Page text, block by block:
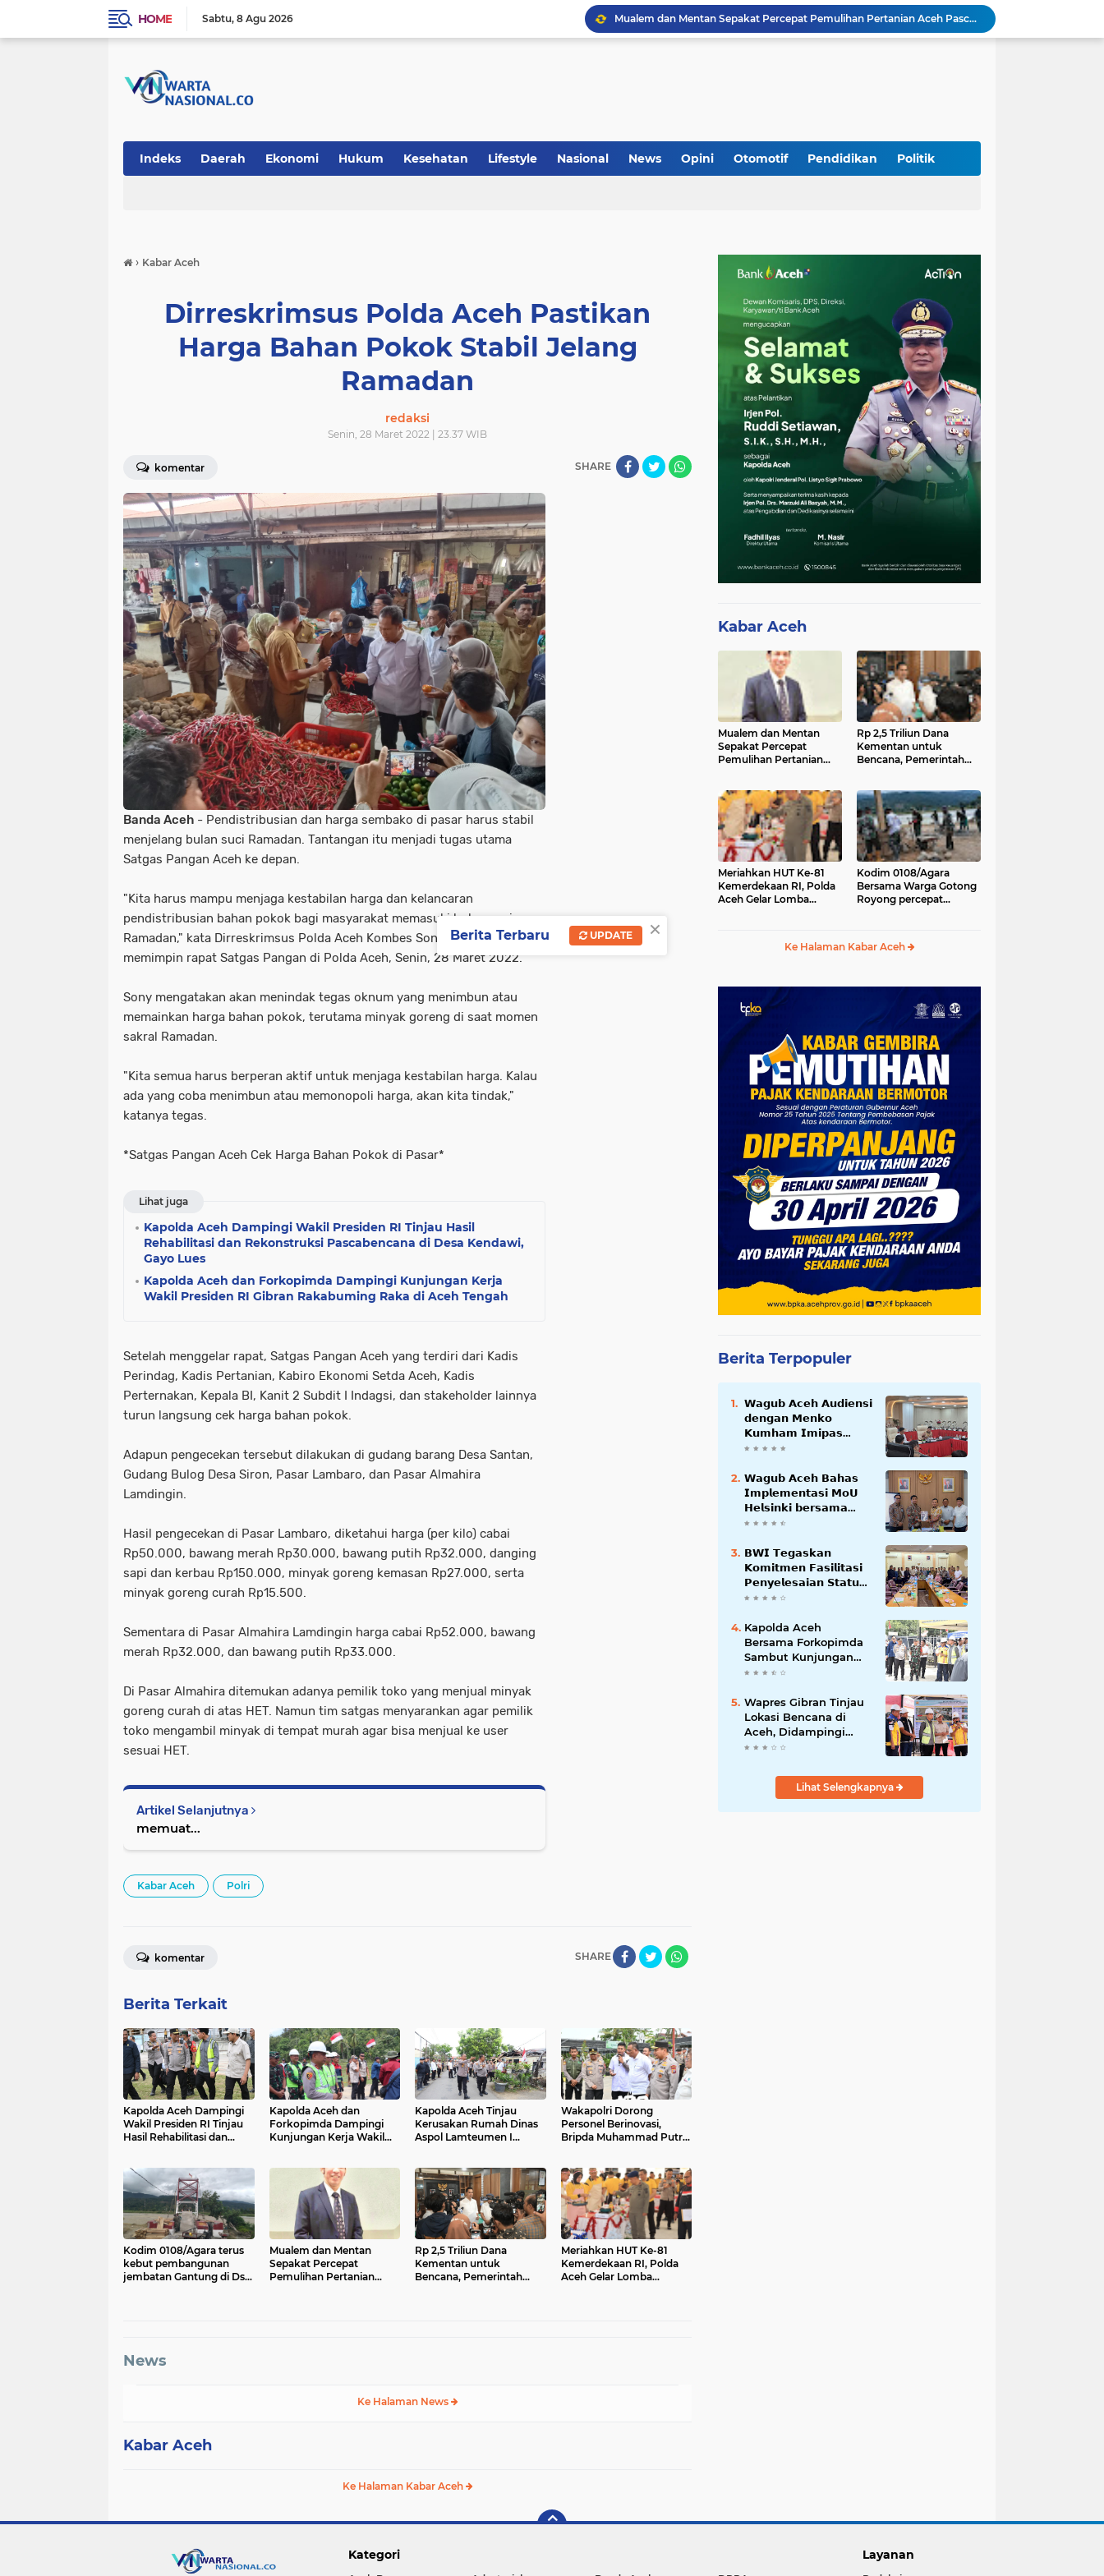
HOME Sabtu 8 Agu 2026 Mualem dan Mentan Sepakat Percepat Pemulihan Pertanian Aceh Pascabencana
Rp 2,5 Triliun Dana Kementan untuk Bencana, Pemerintah Aceh kelola Rp 9,7 M
Babinsa Sukamakmur Tanamkan Semangat Belajar, Hadir Langsung di SMAN 1 untuk Motivasi Siswa
Indeks Daerah Ekonomi Hukum Kesehatan Lifestyle Nasional News Opini Otomotif Pendidikan Politik
› Kabar Aceh
Dirreskrimsus Polda Aceh Pastikan
Harga Bahan Pokok Stabil Jelang
Ramadan
redaksi
Senin, 28 Maret 2022 | 23.37 WIB
komentar SHARE
Banda Aceh - Pendistribusian dan harga sembako di pasar harus stabil
menjelang bulan suci Ramadan. Tantangan itu menjadi tugas utama
Satgas Pangan Aceh ke depan.
"Kita harus mampu menjaga kestabilan harga dan kelancaran
pendistribusian bahan pokok bagi masyarakat memasuki bulan suci
Ramadan," kata Dirreskrimsus Polda Aceh Kombes Sony Sonjaya saat
memimpin rapat Satgas Pangan di Polda Aceh, Senin, 28 Maret 2022.
Sony mengatakan akan menindak tegas oknum yang menimbun atau
memainkan harga bahan pokok, terutama minyak goreng di saat momen
sakral Ramadan.
"Kita semua harus berperan aktif untuk menjaga kestabilan harga. Kalau
ada yang coba menimbun atau memonopoli harga, akan kita tindak,"
katanya tegas.
*Satgas Pangan Aceh Cek Harga Bahan Pokok di Pasar*
Lihat juga
Kapolda Aceh Dampingi Wakil Presiden RI Tinjau Hasil
Rehabilitasi dan Rekonstruksi Pascabencana di Desa Kendawi,
Gayo Lues
Kapolda Aceh dan Forkopimda Dampingi Kunjungan Kerja
Wakil Presiden RI Gibran Rakabuming Raka di Aceh Tengah
Setelah menggelar rapat, Satgas Pangan Aceh yang terdiri dari Kadis
Perindag, Kadis Pertanian, Kabiro Ekonomi Setda Aceh, Kadis
Perternakan, Kepala BI, Kanit 2 Subdit I Indagsi, dan stakeholder lainnya
turun langsung cek harga bahan pokok.
Adapun pengecekan tersebut dilakukan di gudang barang Desa Santan,
Gudang Bulog Desa Siron, Pasar Lambaro, dan Pasar Almahira
Lamdingin.
Hasil pengecekan di Pasar Lambaro, diketahui harga (per kilo) cabai
Rp50.000, bawang merah Rp30.000, bawang putih Rp32.000, danging
sapi dan kerbau Rp150.000, minyak goreng kemasan Rp27.000, serta
minyak goreng curah Rp15.500.
Sementara di Pasar Almahira Lamdingin harga cabai Rp52.000, bawang
merah Rp32.000, dan bawang putih Rp33.000.
Di Pasar Almahira ditemukan adanya pemilik toko yang menjual minyak
goreng curah di atas HET. Namun tim satgas menyarankan agar pemilik
toko mengambil minyak di tempat murah agar bisa menjual ke user
sesuai HET.
Artikel Selanjutnya
memuat...
Kabar Aceh Polri
SHARE
komentar
Berita Terkait
Kapolda Aceh Dampingi
Wakil Presiden RI Tinjau
Hasil Rehabilitasi dan
Kendawi, Gayo Lues
Kapolda Aceh dan
Forkopimda Dampingi
Kunjungan Kerja Wakil
Aceh Tengah
Kapolda Aceh Tinjau
Kerusakan Rumah Dinas
Aspol Lamteumen I
Wakapolri Dorong
Personel Berinovasi,
Bripda Muhammad Putra
Kodim 0108/Agara terus
kebut pembangunan
jembatan Gantung di Ds.
Mualem dan Mentan
Sepakat Percepat
Pemulihan Pertanian
Rp 2,5 Triliun Dana
Kementan untuk
Bencana, Pemerintah
Meriahkan HUT Ke-81
Kemerdekaan RI, Polda
Aceh Gelar Lomba
News
Ke Halaman News
Kabar Aceh
Ke Halaman Kabar Aceh
Kabar Aceh
Mualem dan Mentan
Sepakat Percepat
Pemulihan Pertanian
Rp 2,5 Triliun Dana
Kementan untuk
Bencana, Pemerintah
Meriahkan HUT Ke-81
Kemerdekaan RI, Polda
Aceh Gelar Lomba
Kodim 0108/Agara
Bersama Warga Gotong
Royong percepat
Tenggara
Ke Halaman Kabar Aceh
Berita Terpopuler
𝗪𝗮𝗴𝘂𝗯 𝗔𝗰𝗲𝗵 𝗔𝘂𝗱𝗶𝗲𝗻𝘀𝗶
𝗱𝗲𝗻𝗴𝗮𝗻 𝗠𝗲𝗻𝗸𝗼
𝗞𝘂𝗺𝗵𝗮𝗺 𝗜𝗺𝗶𝗽𝗮𝘀
𝗧𝗲𝗿𝗸𝗮𝗶𝘁 𝗦𝘁𝗮𝘁𝘂𝘀 𝗪𝗮𝗸𝗮𝗳
𝗪𝗮𝗴𝘂𝗯 𝗔𝗰𝗲𝗵 𝗕𝗮𝗵𝗮𝘀
𝗜𝗺𝗽𝗹𝗲𝗺𝗲𝗻𝘁𝗮𝘀𝗶 𝗠𝗼𝗨
𝗛𝗲𝗹𝘀𝗶𝗻𝗸𝗶 𝗯𝗲𝗿𝘀𝗮𝗺𝗮
𝗦𝗲𝗸𝗿𝗲𝘁𝗮𝗿𝗶𝗮𝘁 𝗡𝗲𝗴𝗮𝗿𝗮
𝗕𝗪𝗜 𝗧𝗲𝗴𝗮𝘀𝗸𝗮𝗻
𝗞𝗼𝗺𝗶𝘁𝗺𝗲𝗻 𝗙𝗮𝘀𝗶𝗹𝗶𝘁𝗮𝘀𝗶
𝗣𝗲𝗻𝘆𝗲𝗹𝗲𝘀𝗮𝗶𝗮𝗻 𝗦𝘁𝗮𝘁𝘂𝘀
𝗪𝗮𝗸𝗮𝗳 𝗕𝗹𝗮𝗻𝗴 𝗣𝗮𝗱𝗮𝗻𝗴
Kapolda Aceh
Bersama Forkopimda
Sambut Kunjungan
Kerja Wakil Presiden
Bireuen
Wapres Gibran Tinjau
Lokasi Bencana di
Aceh, Didampingi
Wagub Dek Fadh
Lihat Selengkapnya
Kategori Layanan
×
Berita Terbaru UPDATE